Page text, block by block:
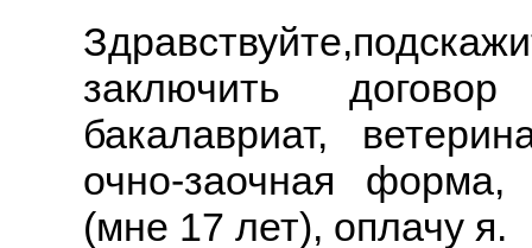
заключить
бакалавриат,
очно-заочная форма,
(мне 17 лет), оплачу я.